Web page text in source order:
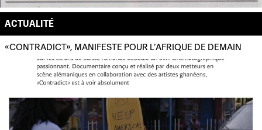
ACTUALITÉ
«CONTRADICT», MANIFESTE POUR L’AFRIQUE DE DEMAIN